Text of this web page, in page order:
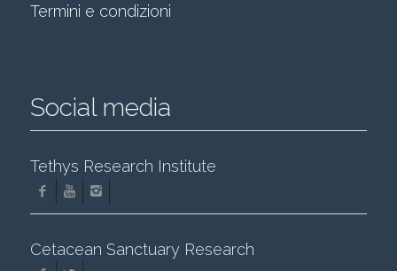
Termini e condizioni
Social media
Tethys Research Institute
Cetacean Sanctuary Research